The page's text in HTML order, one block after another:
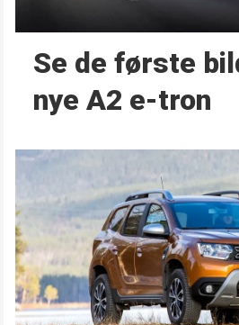
Se de første
nye A2 e-tron